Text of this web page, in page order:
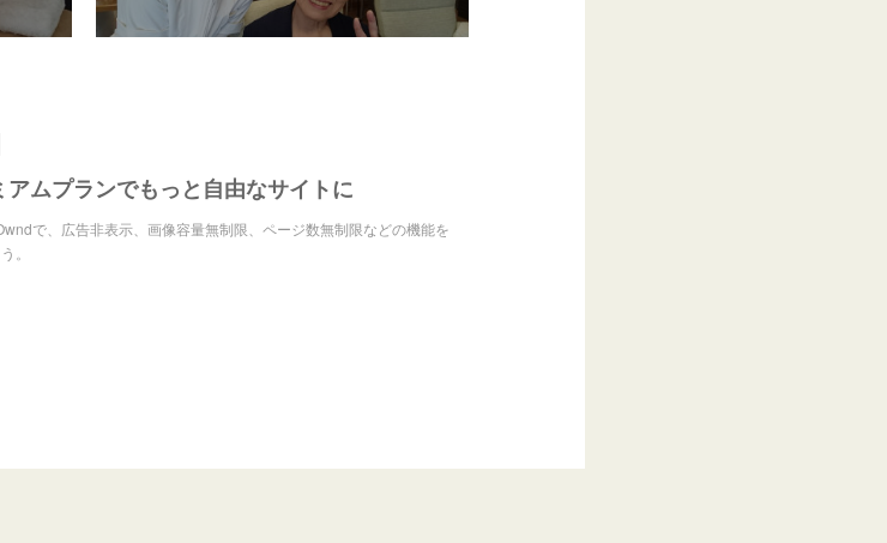
アムプランでもっと自由なサイトに
で、広告非表示、画像容量無制限、ページ数無制限などの機能を
。